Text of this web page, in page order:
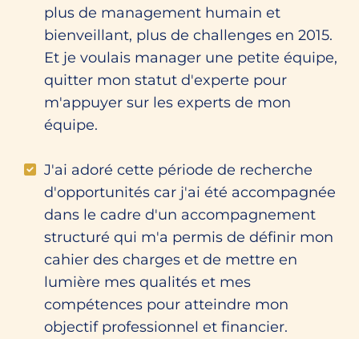
plus de management humain et
bienveillant, plus de challenges en 2015.
Et je voulais manager une petite équipe,
quitter mon statut d'experte pour
m'appuyer sur les experts de mon
équipe.
J'ai adoré cette période de recherche
d'opportunités car j'ai été accompagnée
dans le cadre d'un accompagnement
structuré qui m'a permis de définir mon
cahier des charges et de mettre en
lumière mes qualités et mes
compétences pour atteindre mon
objectif professionnel et financier.